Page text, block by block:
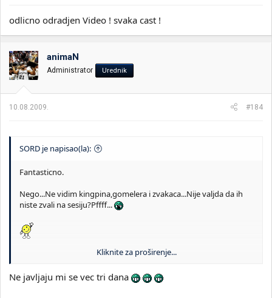
odlicno odradjen Video ! svaka cast !
animaN
Administrator Urednik
10.08.2009. #184
SORD je napisao(la):
Fantasticno.
Nego...Ne vidim kingpina,gomelera i zvakaca...Nije valjda da ih
niste zvali na sesiju?Pffff...
Kliknite za proširenje...
Ne javljaju mi se vec tri dana